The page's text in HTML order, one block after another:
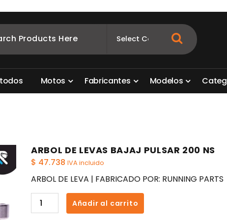
motos. Aquí está lo que necesitas
todos Motos Fabricantes Modelos Categ
ARBOL DE LEVAS BAJAJ PULSAR 200 NS
$ 47.738 IVA incluido
ARBOL DE LEVA | FABRICADO POR: RUNNING PARTS
ARBOL
DE
Añadir al carrito